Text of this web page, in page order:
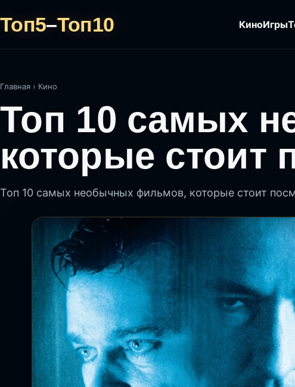
Топ5–Топ10 КиноИгры
Главная › Кино
Топ 10 самых
которые стоит
Топ 10 самых необычных фильмов, которые стоит